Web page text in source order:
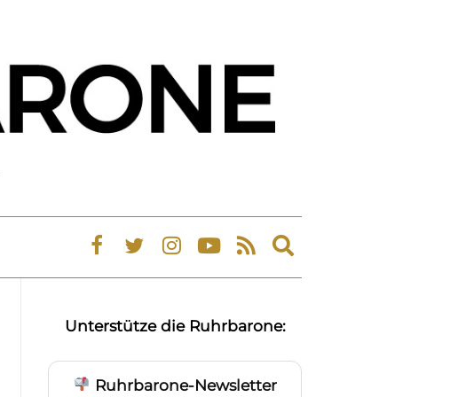
Expand
search
Unterstütze die Ruhrbarone:
Ruhrbarone-Newsletter